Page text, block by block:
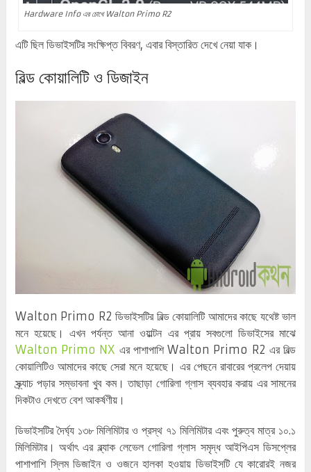
Hardware Info এর চোখে Walton Primo R2
এটি ছিল ডিভাইসটির সংক্ষিপ্ত বিবরণ, এবার বিস্তারিত দেখে নেয়া যাক।
বিল্ড কোয়ালিটি ও ডিজাইন
Walton Primo R2 ডিভাইসটির বিল্ড কোয়ালিটি আমাদের কাছে যথেষ্ট ভাল
মনে হয়েছে। এখন পর্যন্ত আনা ওয়াল্টন এর প্রায় সবগুলো ডিভাইসের মাঝে
Walton Primo NX এর পাশাপাশি Walton Primo R2 এর বিল্ড
কোয়ালিটিও আমাদের কাছে সেরা মনে হয়েছে। এর পেছনে রাবারের প্রলেপ দেয়ায়
স্ক্র্যাচ পড়ার সম্ভাবনা খুব কম। তাছাড়া গোরিলা গ্লাস ব্যবহার করায় এর সামনের
দিকটাও দেখতে বেশ আকর্ষণীয়।
ডিভাইসটির দৈর্ঘ্য ১৩৮ মিলিমিটার ও প্রস্থ ৭১ মিলিমিটার এবং পুরুত্ব মাত্র ১০.১
মিলিমিটার। অর্থাৎ এর ব্ল্যাক লেভেল গোরিলা গ্লাস সমৃদ্ধ আইপিএস ডিসপ্লের
পাশাপাশি স্লিম ডিজাইন ও ওজনে হালকা হওয়ায় ডিভাইসটি যে কারোরই নজর